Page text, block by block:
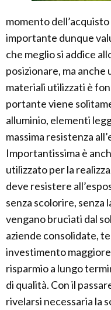
momento
importante dunque
che meglio si addice
posizionare, ma anche
materiali utilizzati è
portante viene
alluminio, elementi
massima resistenza
Importantissima è
utilizzato per la
deve resistere
senza scolorire, senza
vengano bruciati dal
aziende consolidate,
investimento
risparmio a lungo
di qualità. Con il
rivelarsi necessaria la